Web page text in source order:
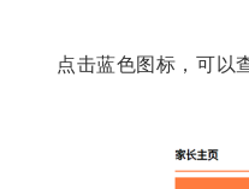
点击蓝色图标，可以查